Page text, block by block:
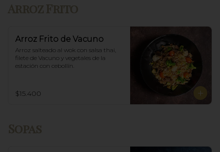
Arroz Frito
Arroz Frito de Vacuno
Arroz salteado al wok con salsa thai,
filete de Vacuno y vegetales de la
estación con cebollín.
$15.400